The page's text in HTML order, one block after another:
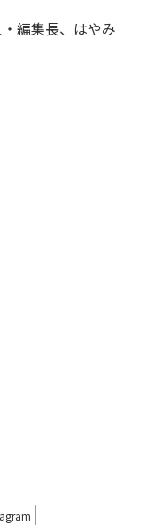
編集長、はやみ